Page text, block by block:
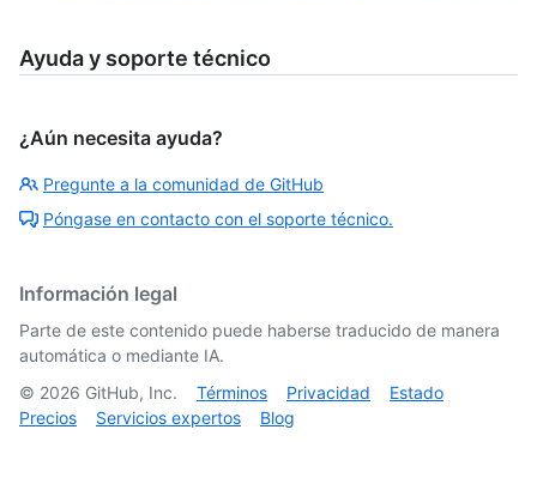
Ayuda y soporte técnico
¿Aún necesita ayuda?
Pregunte a la comunidad de GitHub
Póngase en contacto con el soporte técnico.
Información legal
Parte de este contenido puede haberse traducido de manera
automática o mediante IA.
© 2026 GitHub, Inc. Términos Privacidad
Estado
Precios
Servicios expertos Blog